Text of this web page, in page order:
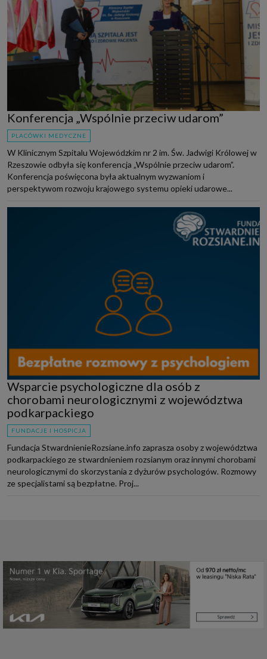
Konferencja „Wspólnie przeciw udarom”
PLACÓWKI MEDYCZNE
W Klinicznym Szpitalu Wojewódzkim nr 2 im. Św. Jadwigi Królowej w
Rzeszowie odbyła się konferencja „Wspólnie przeciw udarom”.
Konferencja poświęcona była aktualnym wyzwaniom i
perspektywom rozwoju krajowego systemu opieki udarowe...
Wsparcie psychologiczne dla osób z
chorobami neurologicznymi z województwa
podkarpackiego
FUNDACJE I HOSPICJA
Fundacja StwardnienieRozsiane.info zaprasza osoby z województwa
podkarpackiego ze stwardnieniem rozsianym oraz innymi chorobami
neurologicznymi do skorzystania z dyżurów psychologów. Rozmowy
ze specjalistami są bezpłatne. Proj...